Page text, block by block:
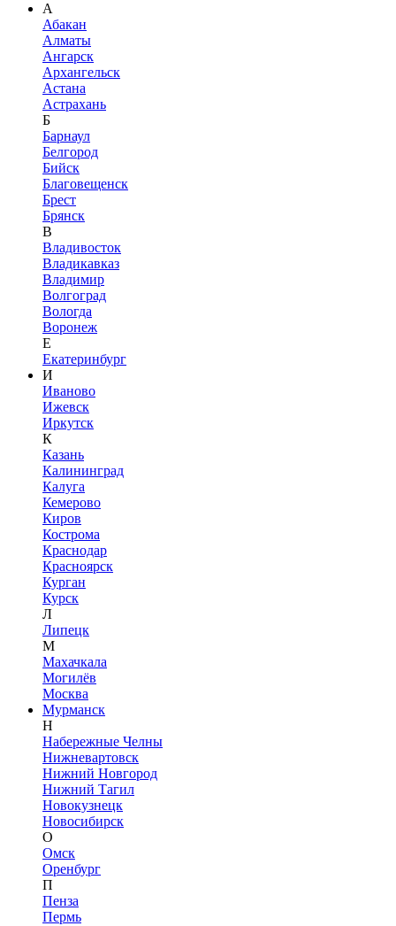
А
Абакан
Алматы
Ангарск
Архангельск
Астана
Астрахань
Б
Барнаул
Белгород
Бийск
Благовещенск
Брест
Брянск
В
Владивосток
Владикавказ
Владимир
Волгоград
Вологда
Воронеж
Е
Екатеринбург
И
Иваново
Ижевск
Иркутск
К
Казань
Калининград
Калуга
Кемерово
Киров
Кострома
Краснодар
Красноярск
Курган
Курск
Л
Липецк
М
Махачкала
Могилёв
Москва
Мурманск
Н
Набережные Челны
Нижневартовск
Нижний Новгород
Нижний Тагил
Новокузнецк
Новосибирск
О
Омск
Оренбург
П
Пенза
Пермь